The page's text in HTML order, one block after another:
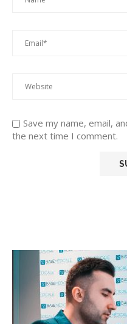
Save my name, email,
the next time I comment.